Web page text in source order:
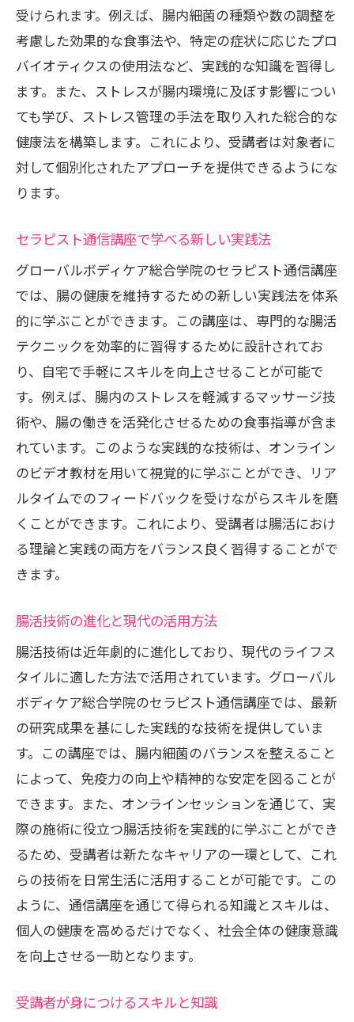
受けられます。例えば、腸内細菌の種類や数の調整を
考慮した効果的な食事法や、特定の症状に応じたプロ
バイオティクスの使用法など、実践的な知識を習得し
ます。また、ストレスが腸内環境に及ぼす影響につい
ても学び、ストレス管理の手法を取り入れた総合的な
健康法を構築します。これにより、受講者は対象者に
対して個別化されたアプローチを提供できるようにな
ります。
セラピスト通信講座で学べる新しい実践法
グローバルボディケア総合学院のセラピスト通信講座
では、腸の健康を維持するための新しい実践法を体系
的に学ぶことができます。この講座は、専門的な腸活
テクニックを効率的に習得するために設計されてお
り、自宅で手軽にスキルを向上させることが可能で
す。例えば、腸内のストレスを軽減するマッサージ技
術や、腸の働きを活発化させるための食事指導が含ま
れています。このような実践的な技術は、オンライン
のビデオ教材を用いて視覚的に学ぶことができ、リア
ルタイムでのフィードバックを受けながらスキルを磨
くことができます。これにより、受講者は腸活におけ
る理論と実践の両方をバランス良く習得することがで
きます。
腸活技術の進化と現代の活用方法
腸活技術は近年劇的に進化しており、現代のライフス
タイルに適した方法で活用されています。グローバル
ボディケア総合学院のセラピスト通信講座では、最新
の研究成果を基にした実践的な技術を提供していま
す。この講座では、腸内細菌のバランスを整えること
によって、免疫力の向上や精神的な安定を図ることが
できます。また、オンラインセッションを通じて、実
際の施術に役立つ腸活技術を実践的に学ぶことができ
るため、受講者は新たなキャリアの一環として、これ
らの技術を日常生活に活用することが可能です。この
ように、通信講座を通じて得られる知識とスキルは、
個人の健康を高めるだけでなく、社会全体の健康意識
を向上させる一助となります。
受講者が身につけるスキルと知識